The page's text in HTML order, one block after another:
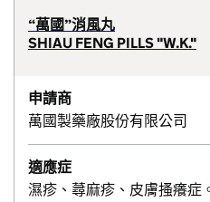
“萬國”消風丸
SHIAU FENG PILLS "W.K."
申請商
萬國製藥廠股份有限公司
適應症
濕疹、蕁麻疹、皮膚搔癢症